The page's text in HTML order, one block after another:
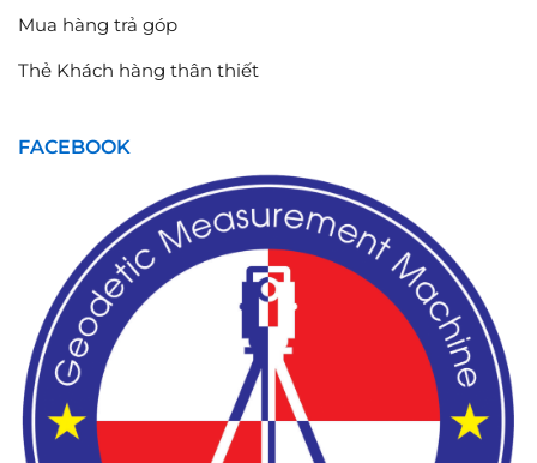
Mua hàng trả góp
Thẻ Khách hàng thân thiết
FACEBOOK